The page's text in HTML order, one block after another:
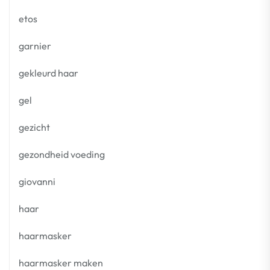
etos
garnier
gekleurd haar
gel
gezicht
gezondheid voeding
giovanni
haar
haarmasker
haarmasker maken